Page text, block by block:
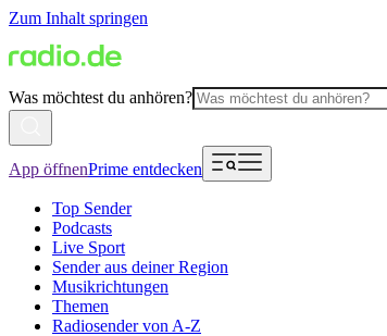
Zum Inhalt springen
Was möchtest du anhören?
App öffnenPrime entdecken
Top Sender
Podcasts
Live Sport
Sender aus deiner Region
Musikrichtungen
Themen
Radiosender von A-Z